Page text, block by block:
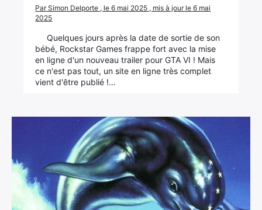
Par Simon Delporte , le 6 mai 2025 , mis à jour le 6 mai
2025
Quelques jours après la date de sortie de son
bébé, Rockstar Games frappe fort avec la mise
en ligne d'un nouveau trailer pour GTA VI ! Mais
ce n'est pas tout, un site en ligne très complet
vient d'être publié !…